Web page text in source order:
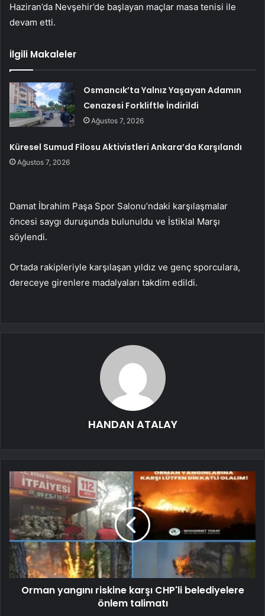
Haziran’da Nevşehir’de başlayan maçlar masa tenisi ile
devam etti.
İlgili Makaleler
Osmancık’ta Yalnız Yaşayan Adamın
Cenazesi Forkliftle İndirildi
Ağustos 7, 2026
Küresel Sumud Filosu Aktivistleri Ankara’da Karşılandı
Ağustos 7, 2026
Damat İbrahim Paşa Spor Salonu’ndaki karşılaşmalar
öncesi saygı duruşunda bulunuldu ve İstiklal Marşı
söylendi.
Ortada rakipleriyle karşılaşan yıldız ve genç sporculara,
dereceye girenlere madalyaları takdim edildi.
HANDAN ATALAY
Orman yangını riskine karşı CHP'li belediyelere
önlem talimatı